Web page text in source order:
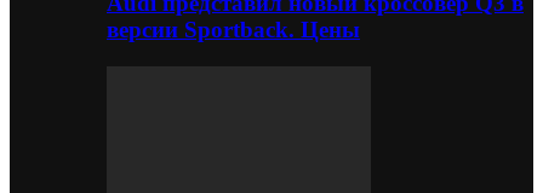
версии Sportback. Цены